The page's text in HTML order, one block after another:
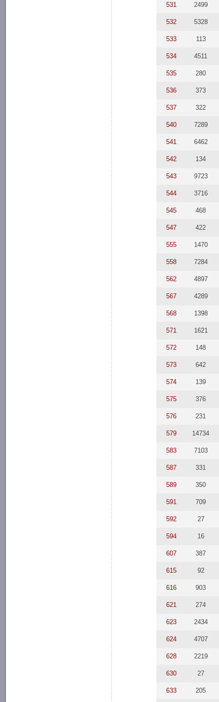
531 2499
532 5328
533 113
534 4511
535 280
536 373
537 322
540 7289
541 6462
542 134
543 9723
544 3716
545 468
547 422
555 1470
558 7284
562 4897
567 4289
568 1398
571 1621
572 148
573 642
574 139
575 376
576 231
579 14734
583 7103
587 331
589 350
591 709
592 27
594 16
607 387
615 92
616 903
621 274
623 2434
624 4707
628 2219
630 27
633 205